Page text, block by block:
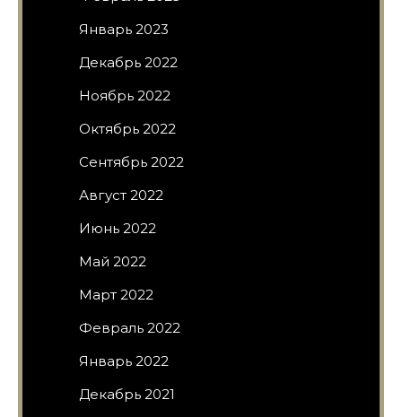
Январь 2023
Декабрь 2022
Ноябрь 2022
Октябрь 2022
Сентябрь 2022
Август 2022
Июнь 2022
Май 2022
Март 2022
Февраль 2022
Январь 2022
Декабрь 2021